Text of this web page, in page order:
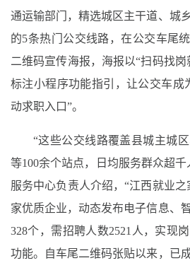
通运输部门，精选城区主干道、城
的5条热门公交线路，在公交车尾
二维码宣传海报，海报以“扫码找
标注小程序功能指引，让公交车成
动求职入口”。
“这些公交线路覆盖县城主城区
等100余个站点，日均服务群众超千
服务中心负责人介绍，“江西就业
家优质企业，动态发布电子信息、
328个， 需招聘人数2521人， 实现
功能。
自车尾二维码张贴以来，已